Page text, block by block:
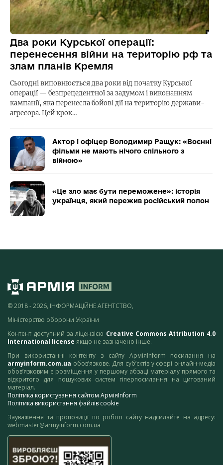
Два роки Курської операції:
перенесення війни на територію рф та
злам планів Кремля
Сьогодні виповнюється два роки від початку Курської
операції — безпрецедентної за задумом і виконанням
кампанії, яка перенесла бойові дії на територію держави-
агресора. Цей крок…
Актор і офіцер Володимир Ращук: «Воєнні
фільми не мають нічого спільного з
війною»
«Це зло має бути переможене»: історія
українця, який пережив російський полон
© 2018 - 2026, ІНФОРМАЦІЙНЕ АГЕНТСТВО,
Міністерство оборони України
Контент доступний за ліцензією Creative Commons Attribution 4.0
International license якщо не зазначено інше.
При використанні контенту з сайту АрміяInform посилання на
armyinform.com.ua обов’язкове. Для суб’єктів у сфері онлайн-медіа
обов’язковим є розміщення у першому абзаці матеріалу прямого та
відкритого для пошукових систем гіперпосилання на цитований
матеріал.
Політика користування сайтом АрміяInform
Політика використання файлів cookie
Зауваження та пропозиції по роботі сайту надсилайте на адресу:
webmaster@armyinform.com.ua